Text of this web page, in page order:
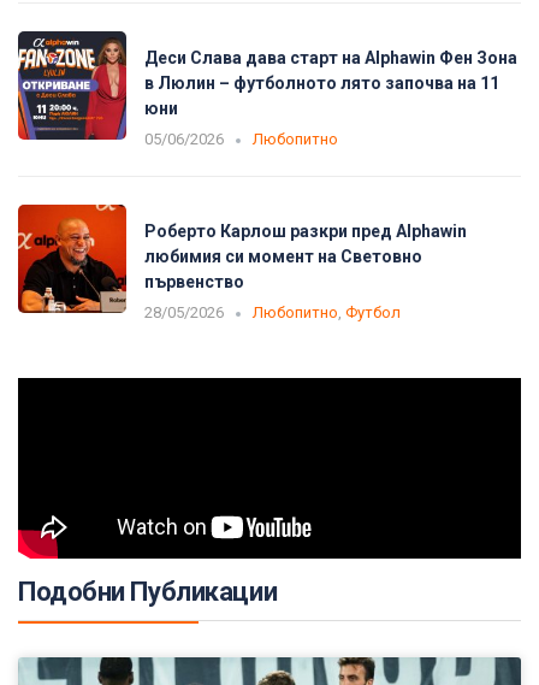
Деси Слава дава старт на Alphawin Фен Зона
в Люлин – футболното лято започва на 11
юни
05/06/2026 Любопитно
Роберто Карлош разкри пред Alphawin
любимия си момент на Световно
първенство
28/05/2026 Любопитно Футбол
Подобни Публикации